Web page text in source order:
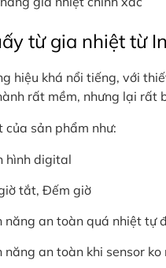
từ gia nhiệt từ
hiệu khá nổi tiếng, với
rất mềm, nhưng lại rất
sản phẩm như:
hình digital
tắt, Đếm giờ
năng an toàn quá nhiệt tự
năng an toàn khi sensor